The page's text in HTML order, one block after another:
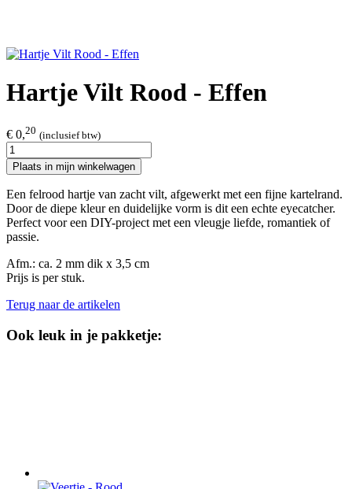
Hartje Vilt Rood - Effen
€ 0,20 (inclusief btw)
Plaats in mijn winkelwagen
Een felrood hartje van zacht vilt, afgewerkt met een fijne kartelrand.
Door de diepe kleur en duidelijke vorm is dit een echte eyecatcher.
Perfect voor een DIY-project met een vleugje liefde, romantiek of
passie.
Afm.: ca. 2 mm dik x 3,5 cm
Prijs is per stuk.
Terug naar de artikelen
Ook leuk in je pakketje: